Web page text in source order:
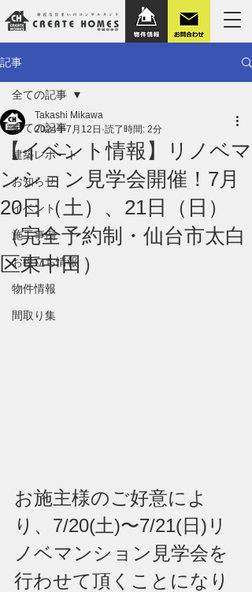
記事
全ての記事
建築レポート
お知らせ
イベント
施工事例
お役立ち情報
物件情報
間取り集
全ての記事
【イベント情報】リノベマ
ンション見学会開催！7月
20日（土）、21日（日）
（完全予約制・仙台市太白
区東中田）
Takashi Mikawa
2024年7月12日 読了時間: 2分
お施主様のご好意によ
り、7/20(土)〜7/21(日)リ
ノベマンション見学会を
行わせて頂くことになり